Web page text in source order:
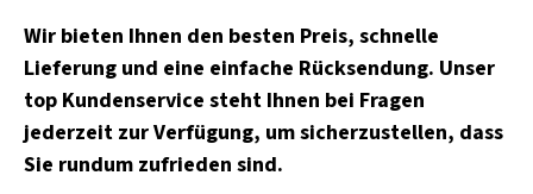
Wir bieten Ihnen den besten Preis, schnelle
Lieferung und eine einfache Rücksendung. Unser
top Kundenservice steht Ihnen bei Fragen
jederzeit zur Verfügung, um sicherzustellen, dass
Sie rundum zufrieden sind.